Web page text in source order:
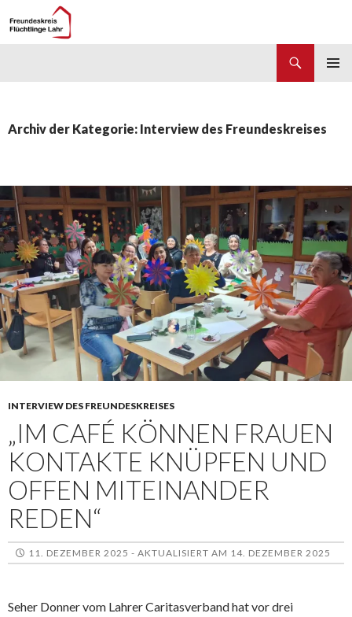
Archiv der Kategorie: Interview des Freundeskreises
INTERVIEW DES FREUNDESKREISES
„IM CAFÉ KÖNNEN FRAUEN
KONTAKTE KNÜPFEN UND
OFFEN MITEINANDER
REDEN“
11. DEZEMBER 2025 - AKTUALISIERT AM 14. DEZEMBER 2025
Seher Donner vom Lahrer Caritasverband hat vor drei